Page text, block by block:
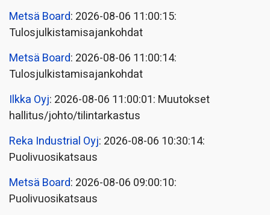
Metsä Board: 2026-08-06 11:00:15:
Tulosjulkistamisajankohdat
Metsä Board: 2026-08-06 11:00:14:
Tulosjulkistamisajankohdat
Ilkka Oyj: 2026-08-06 11:00:01: Muutokset
hallitus/johto/tilintarkastus
Reka Industrial Oyj: 2026-08-06 10:30:14:
Puolivuosikatsaus
Metsä Board: 2026-08-06 09:00:10:
Puolivuosikatsaus